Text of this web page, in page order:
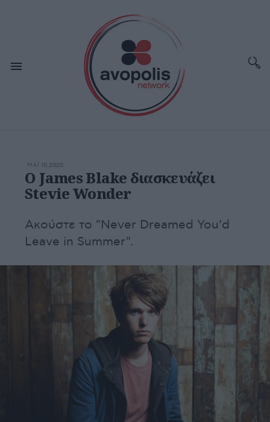
ΜΆΙ 10,2020
O James Blake διασκευάζει
Stevie Wonder
Ακούστε το "Never Dreamed You’d
Leave in Summer".